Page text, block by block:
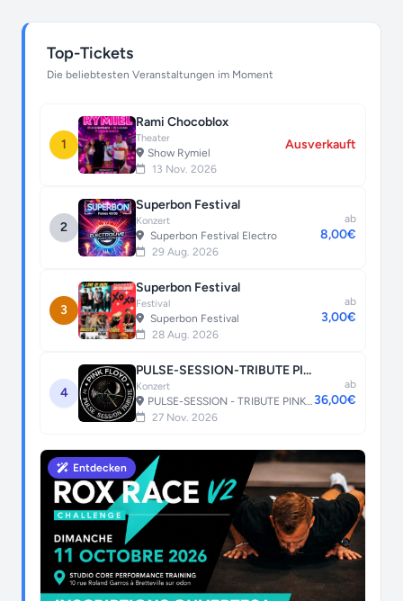
Top-Tickets
Die beliebtesten Veranstaltungen im Moment
1
Rami Chocoblox
Theater
Show Rymiel
13 Nov. 2026
Ausverkauft
2
Superbon Festival
Konzert
Superbon Festival Electro
29 Aug. 2026
ab
8,00€
3
Superbon Festival
Festival
Superbon Festival
28 Aug. 2026
ab
3,00€
4
PULSE-SESSION-TRIBUTE PINK FLOYD
Konzert
PULSE-SESSION - TRIBUTE PINK FLOYD
27 Nov. 2026
ab
36,00€
Entdecken